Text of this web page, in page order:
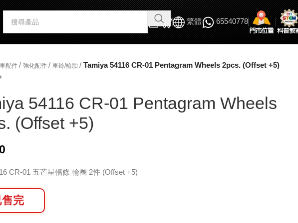
繁體 65540778
配件 / 強化配件 / 車鈴/輪胎 / Tamiya 54116 CR-01 Pentagram Wheels 2pcs. (Offset +5)
54116 CR-01 Pentagram Wheels
(Offset +5)
CR-01 五芒星輻條 輪圈 2件 (Offset +5)
售完